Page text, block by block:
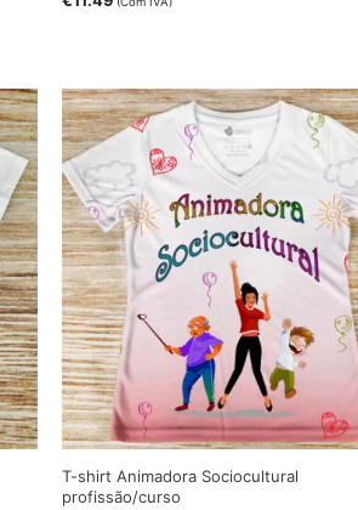
T-shirt Animadora Sociocultural
profissão/curso